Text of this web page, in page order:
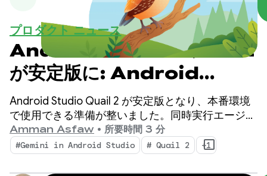
プロダクト ニュース
Android Studio Quail 2
が安定版に: Android
Studio AI エージェントで
マルチタスクを実行する
Android Studio Quail 2 が安定版となり、本番環境
で使用できる準備が整いました。同時実行エージェ
ント ワークフロー、ネイティブに統合されたメモ
リリーク プロファイリング、コンテキスト認識型
のクラッシュ修復により、IDE が進化します。
Amman Asfaw • 所要時間 3 分
#Gemini in Android Studio # Quail 2 +1